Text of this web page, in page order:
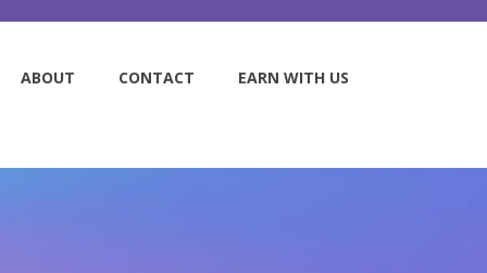
ABOUT CONTACT EARN WITH US